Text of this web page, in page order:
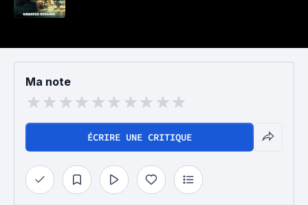
Ma note
ÉCRIRE UNE CRITIQUE